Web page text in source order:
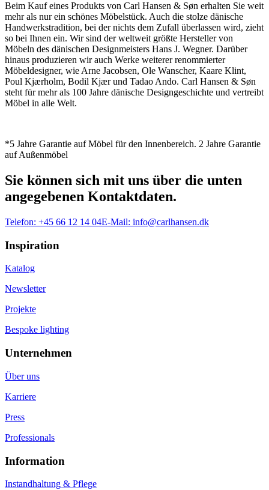
Beim Kauf eines Produkts von Carl Hansen & Søn erhalten Sie weit
mehr als nur ein schönes Möbelstück. Auch die stolze dänische
Handwerkstradition, bei der nichts dem Zufall überlassen wird, zieht
so bei Ihnen ein. Wir sind der weltweit größte Hersteller von
Möbeln des dänischen Designmeisters Hans J. Wegner. Darüber
hinaus produzieren wir auch Werke weiterer renommierter
Möbeldesigner, wie Arne Jacobsen, Ole Wanscher, Kaare Klint,
Poul Kjærholm, Bodil Kjær und Tadao Ando. Carl Hansen & Søn
steht für mehr als 100 Jahre dänische Designgeschichte und vertreibt
Möbel in alle Welt.
*5 Jahre Garantie auf Möbel für den Innenbereich. 2 Jahre Garantie
auf Außenmöbel
Sie können sich mit uns über die unten
angegebenen Kontaktdaten.
Telefon: +45 66 12 14 04E-Mail: info@carlhansen.dk
Inspiration
Katalog
Newsletter
Projekte
Bespoke lighting
Unternehmen
Über uns
Karriere
Press
Professionals
Information
Instandhaltung & Pflege